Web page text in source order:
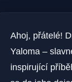
Ahoj, přátelé!
Yaloma –
inspirující